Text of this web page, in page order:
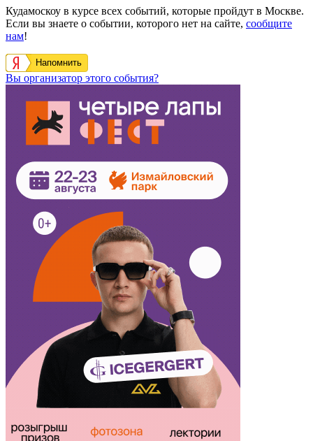
Кудамоскоу в курсе всех событий, которые пройдут в Москве.
Если вы знаете о событии, которого нет на сайте, сообщите
нам!
Напомнить
Вы организатор этого события?